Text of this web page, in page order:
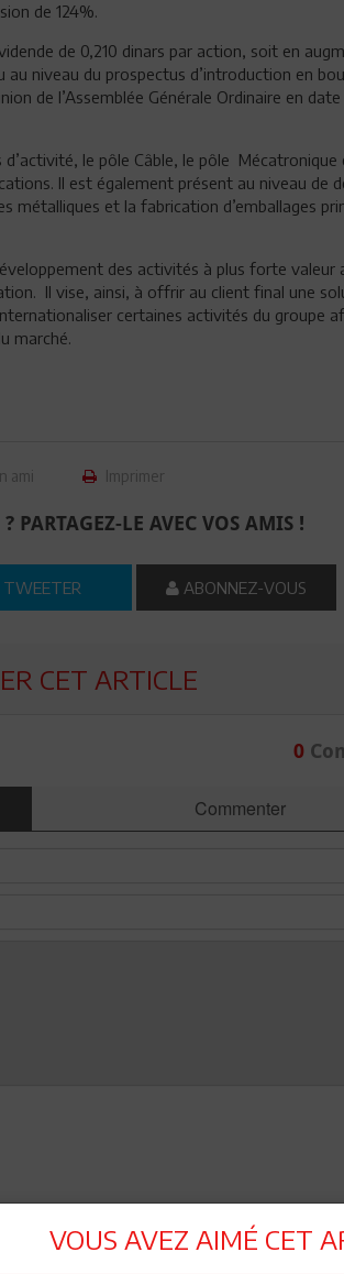
de 124%.
de 0,210 dinars par action, soit en
niveau du prospectus d’introduction en
de l’Assemblée Générale Ordinaire en date
le pôle Câble, le pôle Mécatronique
Il est également présent au niveau de
et la fabrication d’emballages
des activités à plus forte valeur
Il vise, ainsi, à offrir au client final une
certaines activités du groupe
marché.
ami Imprimer
PARTAGEZ-LE AVEC VOS AMIS !
TWEETER ABONNEZ-VOUS
CET ARTICLE
0
Commenter
VOUS AVEZ AIMÉ CET